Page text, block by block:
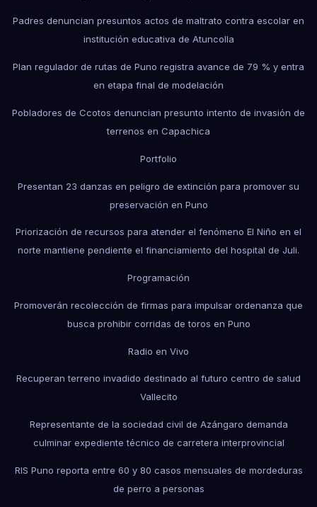
Padres denuncian presuntos actos de maltrato contra escolar en
institución educativa de Atuncolla
Plan regulador de rutas de Puno registra avance de 79 % y entra
en etapa final de modelación
Pobladores de Ccotos denuncian presunto intento de invasión de
terrenos en Capachica
Portfolio
Presentan 23 danzas en peligro de extinción para promover su
preservación en Puno
Priorización de recursos para atender el fenómeno El Niño en el
norte mantiene pendiente el financiamiento del hospital de Juli.
Programación
Promoverán recolección de firmas para impulsar ordenanza que
busca prohibir corridas de toros en Puno
Radio en Vivo
Recuperan terreno invadido destinado al futuro centro de salud
Vallecito
Representante de la sociedad civil de Azángaro demanda
culminar expediente técnico de carretera interprovincial
RIS Puno reporta entre 60 y 80 casos mensuales de mordeduras
de perro a personas